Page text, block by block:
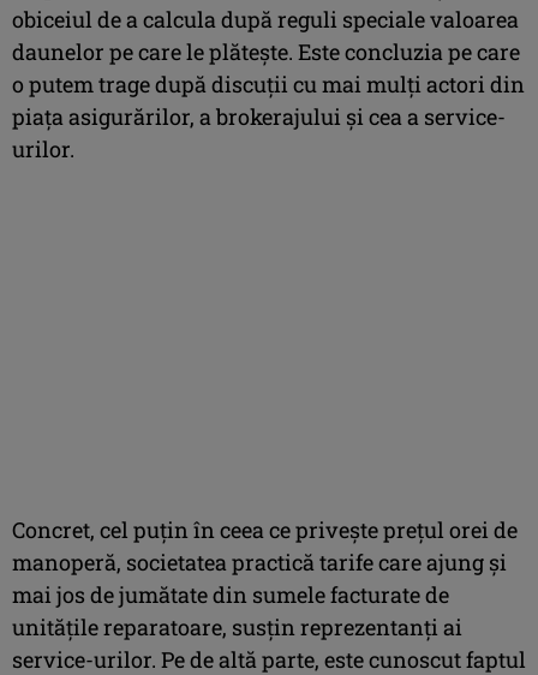
obiceiul de a calcula după reguli speciale valoarea
daunelor pe care le plătește. Este concluzia pe care
o putem trage după discuții cu mai mulți actori din
piața asigurărilor, a brokerajului și cea a service-
urilor.
Concret, cel puțin în ceea ce privește prețul orei de
manoperă, societatea practică tarife care ajung și
mai jos de jumătate din sumele facturate de
unitățile reparatoare, susțin reprezentanți ai
service-urilor. Pe de altă parte, este cunoscut faptul